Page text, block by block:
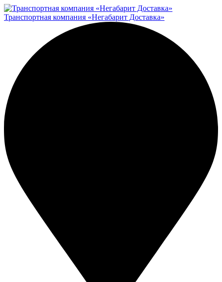
Транспортная компания «Негабарит Доставка»